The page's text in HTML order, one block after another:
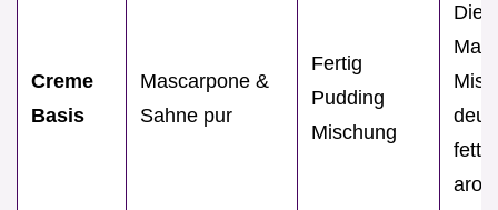
Creme
Basis
Mascarpone &
Sahne pur
Fertig
Pudding
Mischung
Die